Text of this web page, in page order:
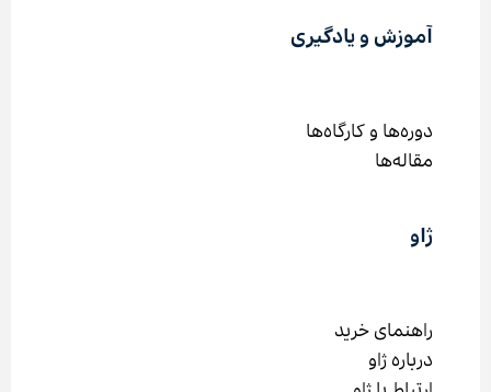
آموزش و یادگیری
دوره‌ها و کارگاه‌ها
مقاله‌ها
ژاو
راهنمای خرید
درباره ژاو